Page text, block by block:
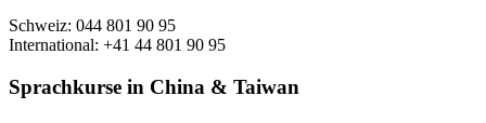
Schweiz: 044 801 90 95
International: +41 44 801 90 95
Sprachkurse in China & Taiwan